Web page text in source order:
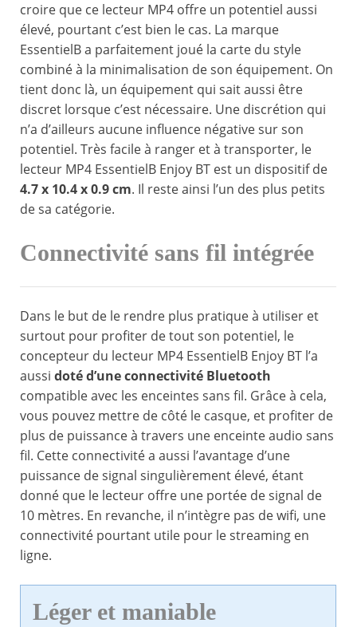
croire que ce lecteur MP4 offre un potentiel aussi
élevé, pourtant c’est bien le cas. La marque
EssentielB a parfaitement joué la carte du style
combiné à la minimalisation de son équipement. On
tient donc là, un équipement qui sait aussi être
discret lorsque c’est nécessaire. Une discrétion qui
n’a d’ailleurs aucune influence négative sur son
potentiel. Très facile à ranger et à transporter, le
lecteur MP4 EssentielB Enjoy BT est un dispositif de
4.7 x 10.4 x 0.9 cm. Il reste ainsi l’un des plus petits
de sa catégorie.
Connectivité sans fil intégrée
Dans le but de le rendre plus pratique à utiliser et
surtout pour profiter de tout son potentiel, le
concepteur du lecteur MP4 EssentielB Enjoy BT l’a
aussi doté d’une connectivité Bluetooth
compatible avec les enceintes sans fil. Grâce à cela,
vous pouvez mettre de côté le casque, et profiter de
plus de puissance à travers une enceinte audio sans
fil. Cette connectivité a aussi l’avantage d’une
puissance de signal singulièrement élevé, étant
donné que le lecteur offre une portée de signal de
10 mètres. En revanche, il n’intègre pas de wifi, une
connectivité pourtant utile pour le streaming en
ligne.
Léger et maniable